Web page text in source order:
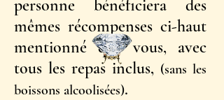
personne bénéficiera des
mêmes récompenses ci-haut
mentionné que vous, avec
tous les repas inclus, (sans les
boissons alcoolisées).